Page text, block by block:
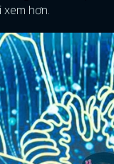
hơn.